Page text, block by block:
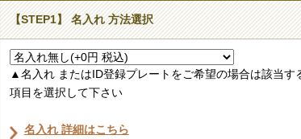
【STEP1】 名入れ 方法選択
▲名入れ またはID登録プレートをご希望の場合は該当す
項目を選択して下さい
名入れ 詳細はこちら